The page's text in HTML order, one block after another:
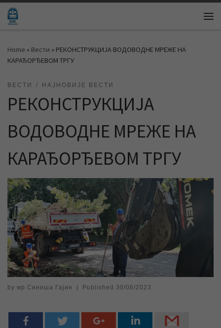
Skip to content
Home » Вести » РЕКОНСТРУКЦИЈА ВОДОВОДНЕ МРЕЖЕ НА
КАРАЂОРЂЕВОМ ТРГУ
ВЕСТИ НАЈНОВИЈЕ ВЕСТИ
РЕКОНСТРУКЦИЈА
ВОДОВОДНЕ МРЕЖЕ НА
КАРАЂОРЂЕВОМ ТРГУ
by мр Синиша Гајин Published 30/06/2023